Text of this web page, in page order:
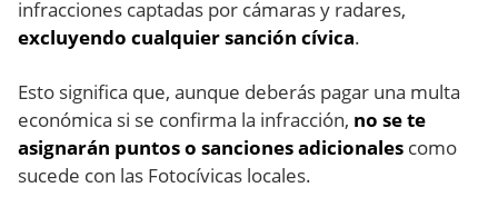
infracciones captadas por cámaras y radares,
excluyendo cualquier sanción cívica.
Esto significa que, aunque deberás pagar una multa
económica si se confirma la infracción, no se te
asignarán puntos o sanciones adicionales como
sucede con las Fotocívicas locales.